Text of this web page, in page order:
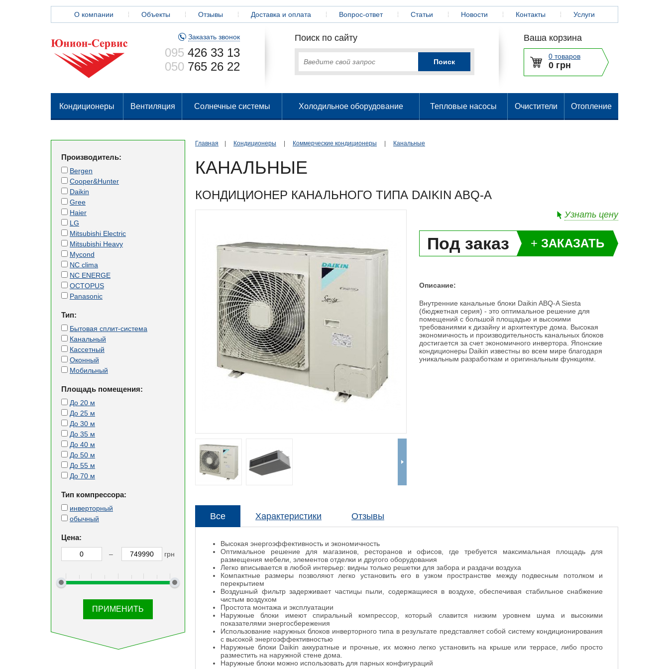
О компании Объекты Отзывы Доставка и оплата Вопрос-ответ Статьи Новости Контакты Услуги
Заказать звонок
095 426 33 13
050 765 26 22
Поиск по сайту Ваша корзина
0 товаров
0 грн
Кондиционеры Вентиляция Солнечные системы Холодильное оборудование Тепловые насосы Очистители Отопление
Главная Кондиционеры Коммерческие кондиционеры Канальные
КАНАЛЬНЫЕ
КОНДИЦИОНЕР КАНАЛЬНОГО ТИПА DAIKIN ABQ-A
Узнать цену
Под заказ + ЗАКАЗАТЬ
Описание:
Внутренние канальные блоки Daikin ABQ-A Siesta
(бюджетная серия) - это оптимальное решение для
помещений с большой площадью и высокими
требованиями к дизайну и архитектуре дома. Высокая
экономичность и производительность канальных блоков
достигается за счет экономичного инвертора. Японские
кондиционеры Daikin известны во всем мире благодаря
уникальным разработкам и оригинальным функциям.
Все Характеристики Отзывы
Высокая энергоэффективность и экономичность
Оптимальное решение для магазинов, ресторанов и офисов, где требуется максимальная площадь для
размещения мебели, элементов отделки и другого оборудования
Легко вписывается в любой интерьер: видны только решетки для забора и раздачи воздуха
Компактные размеры позволяют легко установить его в узком пространстве между подвесным потолком и
перекрытием
Воздушный фильтр задерживает частицы пыли, содержащиеся в воздухе, обеспечивая стабильное снабжение
чистым воздухом
Простота монтажа и эксплуатации
Наружные блоки имеют спиральный компрессор, который славится низким уровнем шума и высокими
показателями энергосбережения
Использование наружных блоков инверторного типа в результате представляет собой систему кондиционирования
с высокой энергоэффективностью
Наружные блоки Daikin аккуратные и прочные, их можно легко установить на крыше или террасе, либо просто
разместить на наружной стене дома.
Наружные блоки можно использовать для парных конфигураций
Производитель:
Bergen
Cooper&Hunter
Daikin
Gree
Haier
LG
Mitsubishi Electric
Mitsubishi Heavy
Mycond
NC clima
NC ENERGE
OCTOPUS
Panasonic
Тип:
Бытовая сплит-система
Канальный
Кассетный
Оконный
Мобильный
Площадь помещения:
До 20 м
До 25 м
До 30 м
До 35 м
До 40 м
До 50 м
До 55 м
До 70 м
Тип компрессора:
инверторный
обычный
Цена:
– грн